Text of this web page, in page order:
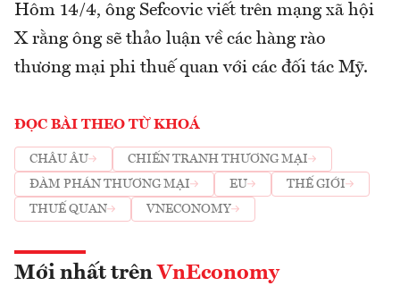
Hôm 14/4, ông Sefcovic viết trên mạng xã hội
X rằng ông sẽ thảo luận về các hàng rào
thương mại phi thuế quan với các đối tác Mỹ.
ĐỌC BÀI THEO TỪ KHOÁ
CHÂU ÂU
CHIẾN TRANH THƯƠNG MẠI
ĐÀM PHÁN THƯƠNG MẠI
EU
THẾ GIỚI
THUẾ QUAN
VNECONOMY
Mới nhất trên VnEconomy